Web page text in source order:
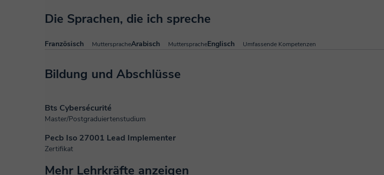
Die Sprachen, die ich spreche
Französisch MutterspracheArabisch MutterspracheEnglisch Umfassende Kompetenzen
Bildung und Abschlüsse
Bts Cybersécurité
Master/Postgraduiertenstudium
Pecb Iso 27001 Lead Implementer
Zertifikat
Mehr Lehrkräfte anzeigen